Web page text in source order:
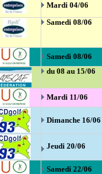
Mardi 04/06
Samedi 08/06
Samedi 08/06
du 08 au 15/06
Mardi 11/06
Dimanche 16/06
Jeudi 20/06
Samedi 22/06